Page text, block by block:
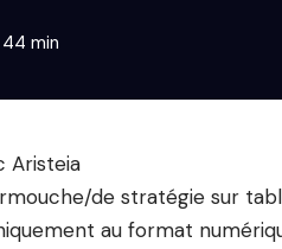
min
de stratégie sur
au format